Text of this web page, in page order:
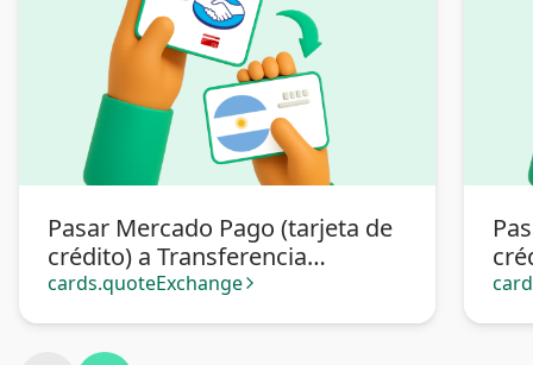
Pasar Mercado Pago (tarjeta de
crédito) a Transferencia
bancaria Argentina
cards.quoteExchange arrow_forward_ios